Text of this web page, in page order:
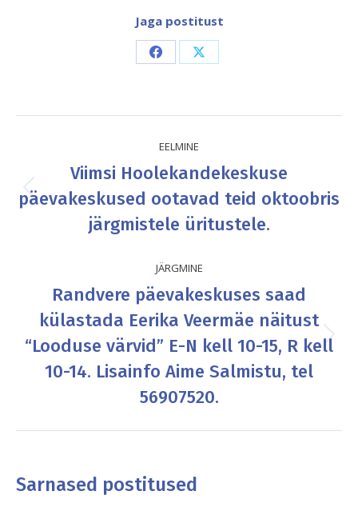
Jaga postitust
Share
Facebook
Share
X
navigation
EELMINE
Previous
post:
Viimsi Hoolekandekeskuse
päevakeskused ootavad teid oktoobris
järgmistele üritustele.
JÄRGMINE
Next
post:
Randvere päevakeskuses saad
külastada Eerika Veermäe näitust
“Looduse värvid” E-N kell 10-15, R kell
10-14. Lisainfo Aime Salmistu, tel
56907520.
Sarnased postitused